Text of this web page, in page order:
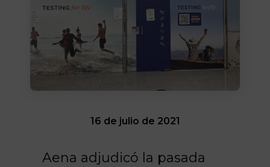
16 de julio de 2021
Aena adjudicó la pasada